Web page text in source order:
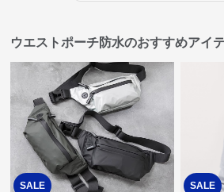
ウエストポーチ防水のおすすめアイ
SALE SALE